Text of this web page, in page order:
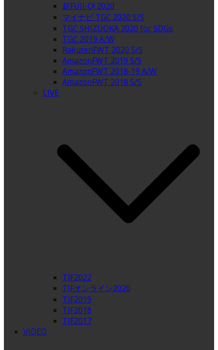
超FUJI-Q! 2020
マイナビ TGC 2020 S/S
TGC SHIZUOKA 2020 for SDGs
TGC 2019 A/W
RakutenFWT 2020 S/S
AmazonFWT 2019 S/S
AmazonFWT 2018-19 A/W
AmazonFWT 2018 S/S
LIVE
TIF2022
TIFオンライン2020
TIF2019
TIF2018
TIF2017
VIDEO